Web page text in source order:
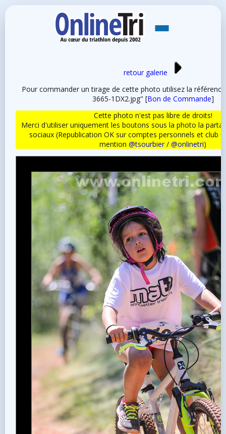
retour galerie
Pour commander un tirage de cette photo utilisez la
3665-1DX2.jpg" [Bon de Commande]
Cette photo n'est pas libre de droits!
Merci d'utiliser uniquement les boutons sous la photo la
sociaux (Republication OK sur comptes personnels et club
mention @tsourbier/ @onlinetri)